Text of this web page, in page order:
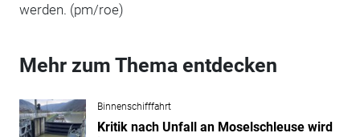
werden. (pm/roe)
Mehr zum Thema entdecken
Binnenschifffahrt
Kritik nach Unfall an Moselschleuse wird